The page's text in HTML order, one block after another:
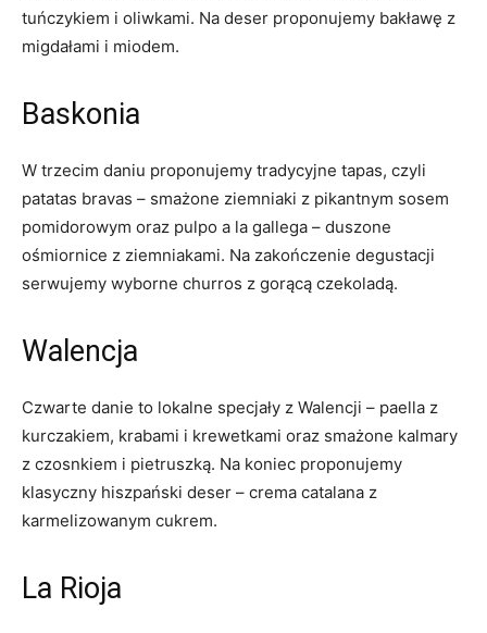
tuńczykiem i oliwkami. Na deser proponujemy bakławę z
migdałami i miodem.
Baskonia
W trzecim daniu proponujemy tradycyjne tapas, czyli
patatas bravas – smażone ziemniaki z pikantnym sosem
pomidorowym oraz pulpo a la gallega – duszone
ośmiornice z ziemniakami. Na zakończenie degustacji
serwujemy wyborne churros z gorącą czekoladą.
Walencja
Czwarte danie to lokalne specjały z Walencji – paella z
kurczakiem, krabami i krewetkami oraz smażone kalmary
z czosnkiem i pietruszką. Na koniec proponujemy
klasyczny hiszpański deser – crema catalana z
karmelizowanym cukrem.
La Rioja